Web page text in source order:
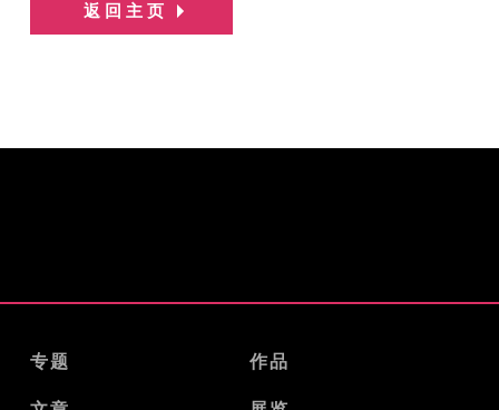
返回主页
专题 作品